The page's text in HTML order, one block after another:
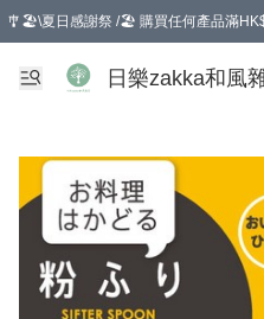
🎐🏖️\夏日感謝祭 /🏖️ 購買任何產品滿
選擇GoGoX住宅/工商地址配送，單一
日樂zakka和風